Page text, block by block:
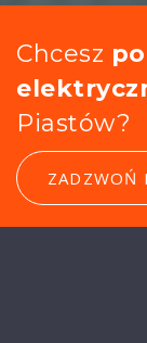
Chcesz
Piastów?
ZADZWOŃ